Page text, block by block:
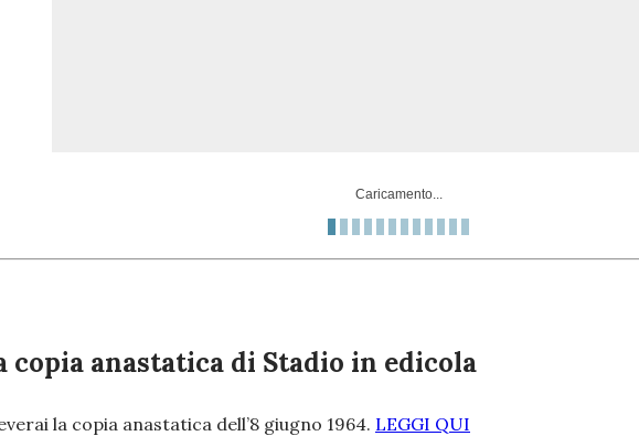
Caricamento...
copia anastatica di Stadio in edicola
la copia anastatica dell’8 giugno 1964. LEGGI QUI